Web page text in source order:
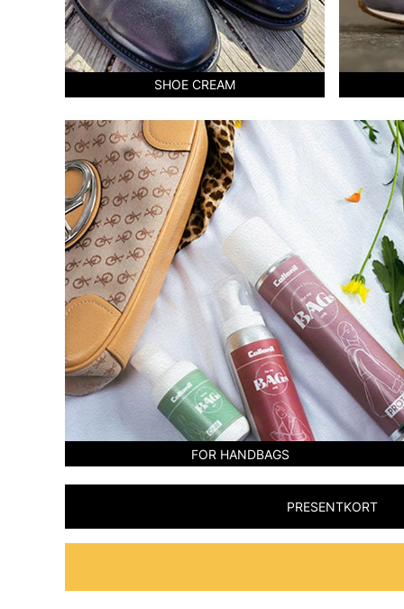
SHOE CREAM
FOR HANDBAGS
PRESENTKORT